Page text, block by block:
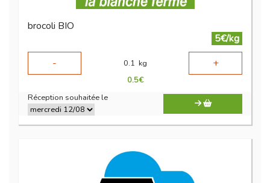
brocoli BIO
5€/kg
-
0.1 kg +
0.5€
Réception souhaitée le